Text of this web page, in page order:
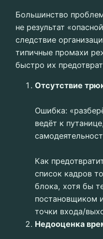
Большинство
не результат
следствие
типичные промахи
быстро их
Отсутствие
Ошибка:
ведёт к
Как
список кадров
блока, хотя бы
постановщиком
точки входа/
Недооценка